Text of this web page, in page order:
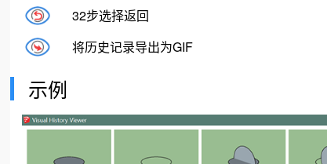
32步选择返回
将历史记录导出为GIF
示例